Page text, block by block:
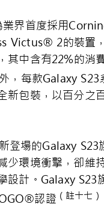
業界首度採用
Victus® 2的裝置
其中含有22%的消
，每款Galaxy S23
新包裝，以百分之
登場的Galaxy S23
少環境衝擊，卻維
設計。Galaxy S23
認證 （註十七）